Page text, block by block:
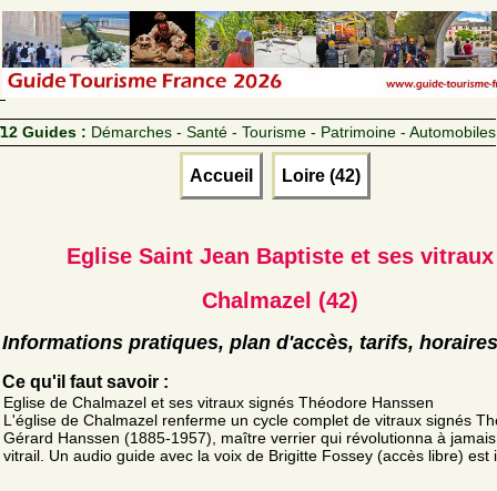
12 Guides : Démarches - Santé - Tourisme - Patrimoine - Automobiles
Accueil Loire (42)
Eglise Saint Jean Baptiste et ses vitraux
Chalmazel (42)
Informations pratiques, plan d'accès, tarifs, horaires
Ce qu'il faut savoir :
Eglise de Chalmazel et ses vitraux signés Théodore Hanssen
L'église de Chalmazel renferme un cycle complet de vitraux signés
Gérard Hanssen (1885-1957), maître verrier qui révolutionna à
vitrail. Un audio guide avec la voix de Brigitte Fossey (accès libre) est